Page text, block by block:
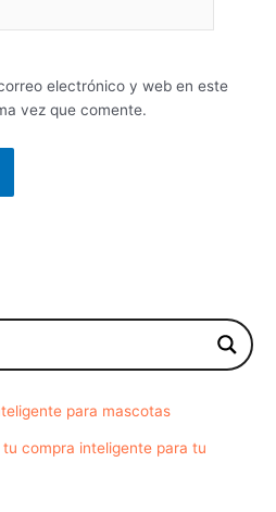
electrónico y web en este
vez que comente.
compra inteligente para tu